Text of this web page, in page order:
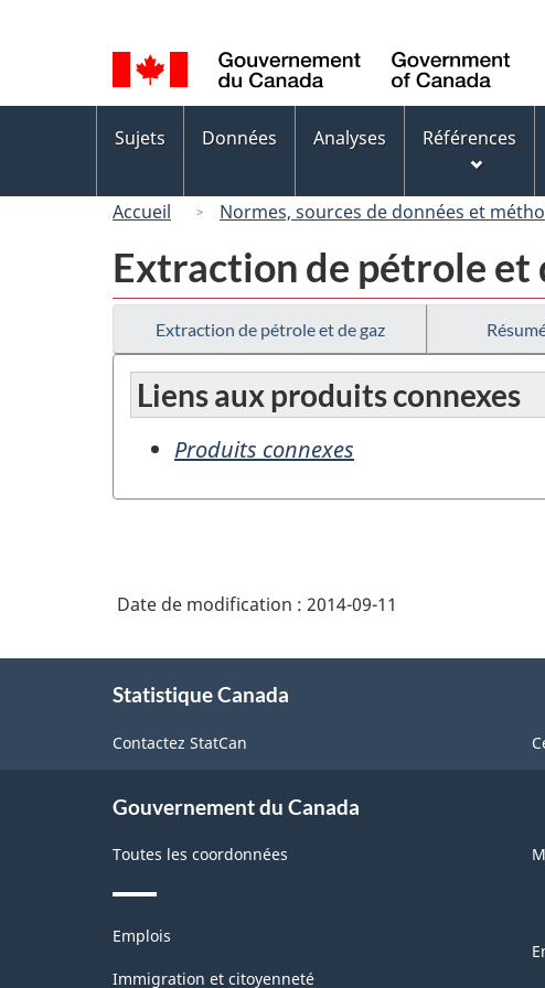
de
la
langue
des
Sujets Données Analyses Références
Accueil Normes, sources de données et
Extraction de pétrole et
Extraction de pétrole et de gaz
Liens aux produits connexes
Produits connexes
Date de modification : 2014-09-11
Statistique Canada
Contactez StatCan
Gouvernement du Canada
Toutes les coordonnées
Thèmes
sujets
Emplois
Immigration et citoyenneté